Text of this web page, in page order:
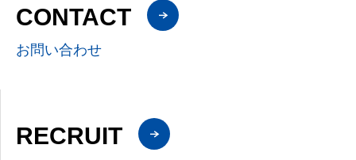
CONTACT
お問い合わせ
RECRUIT